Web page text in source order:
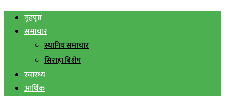
गृहपृष्ठ
समाचार
स्थानिय समाचार
सिराहा बिशेष
स्वास्थ्य
आर्थिक